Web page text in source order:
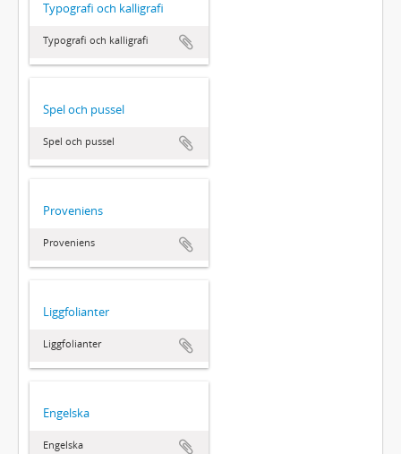
Typografi och kalligrafi
Typografi och kalligrafi
Spel och pussel
Spel och pussel
Proveniens
Proveniens
Liggfolianter
Liggfolianter
Engelska
Engelska